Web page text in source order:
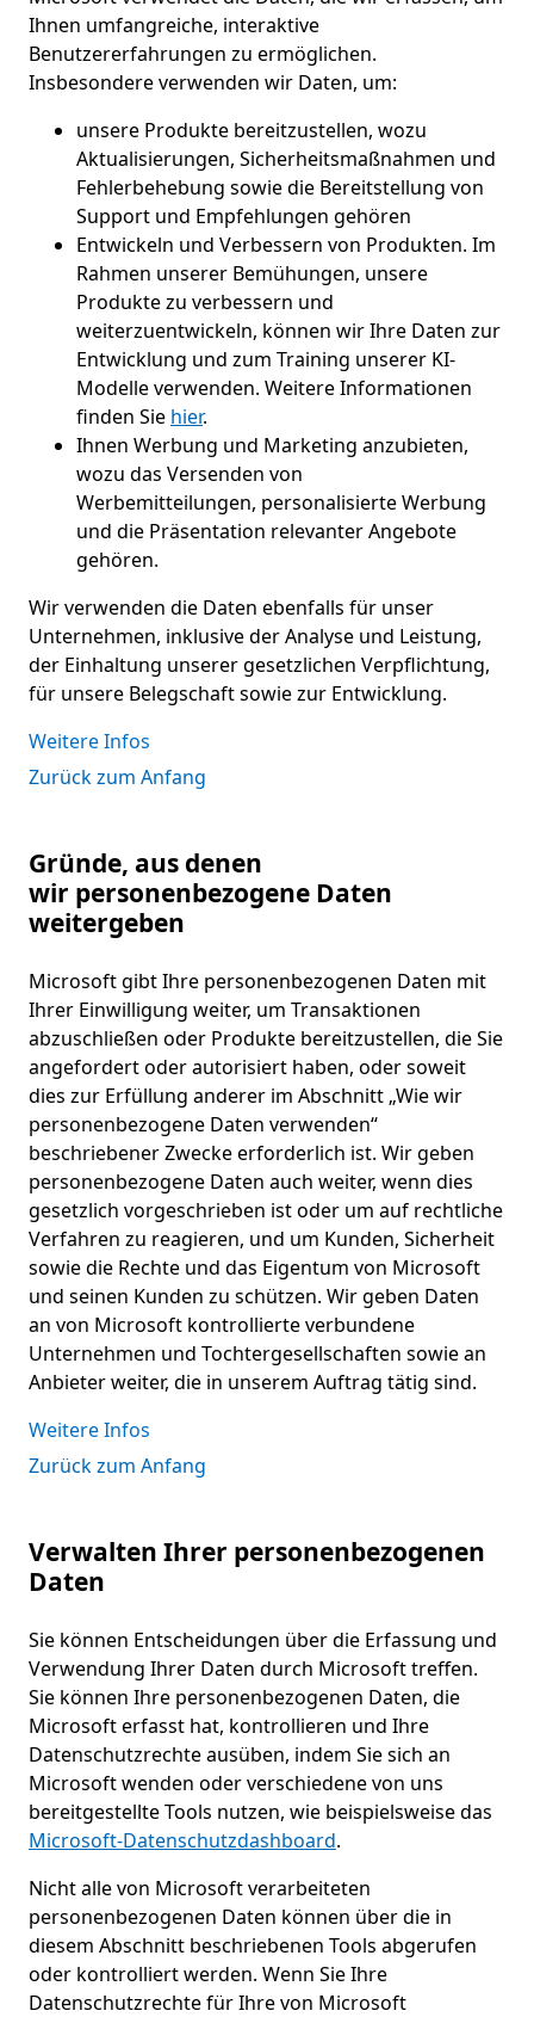
Ihnen umfangreiche, interaktive
Benutzererfahrungen zu ermöglichen.
Insbesondere verwenden wir Daten, um:
unsere Produkte bereitzustellen, wozu
Aktualisierungen, Sicherheitsmaßnahmen und
Fehlerbehebung sowie die Bereitstellung von
Support und Empfehlungen gehören
Entwickeln und Verbessern von Produkten. Im
Rahmen unserer Bemühungen, unsere
Produkte zu verbessern und
weiterzuentwickeln, können wir Ihre Daten zur
Entwicklung und zum Training unserer KI-
Modelle verwenden. Weitere Informationen
finden Sie hier.
Ihnen Werbung und Marketing anzubieten,
wozu das Versenden von
Werbemitteilungen, personalisierte Werbung
und die Präsentation relevanter Angebote
gehören.
Wir verwenden die Daten ebenfalls für unser
Unternehmen, inklusive der Analyse und Leistung,
der Einhaltung unserer gesetzlichen Verpflichtung,
für unsere Belegschaft sowie zur Entwicklung.
Weitere Infos
Zurück zum Anfang
Gründe, aus denen
wir personenbezogene Daten
weitergeben
Microsoft gibt Ihre personenbezogenen Daten mit
Ihrer Einwilligung weiter, um Transaktionen
abzuschließen oder Produkte bereitzustellen, die Sie
angefordert oder autorisiert haben, oder soweit
dies zur Erfüllung anderer im Abschnitt „Wie wir
personenbezogene Daten verwenden“
beschriebener Zwecke erforderlich ist. Wir geben
personenbezogene Daten auch weiter, wenn dies
gesetzlich vorgeschrieben ist oder um auf rechtliche
Verfahren zu reagieren, und um Kunden, Sicherheit
sowie die Rechte und das Eigentum von Microsoft
und seinen Kunden zu schützen. Wir geben Daten
an von Microsoft kontrollierte verbundene
Unternehmen und Tochtergesellschaften sowie an
Anbieter weiter, die in unserem Auftrag tätig sind.
Weitere Infos
Zurück zum Anfang
Verwalten Ihrer personenbezogenen
Daten
Sie können Entscheidungen über die Erfassung und
Verwendung Ihrer Daten durch Microsoft treffen.
Sie können Ihre personenbezogenen Daten, die
Microsoft erfasst hat, kontrollieren und Ihre
Datenschutzrechte ausüben, indem Sie sich an
Microsoft wenden oder verschiedene von uns
bereitgestellte Tools nutzen, wie beispielsweise das
Microsoft-Datenschutzdashboard.
Nicht alle von Microsoft verarbeiteten
personenbezogenen Daten können über die in
diesem Abschnitt beschriebenen Tools abgerufen
oder kontrolliert werden. Wenn Sie Ihre
Datenschutzrechte für Ihre von Microsoft